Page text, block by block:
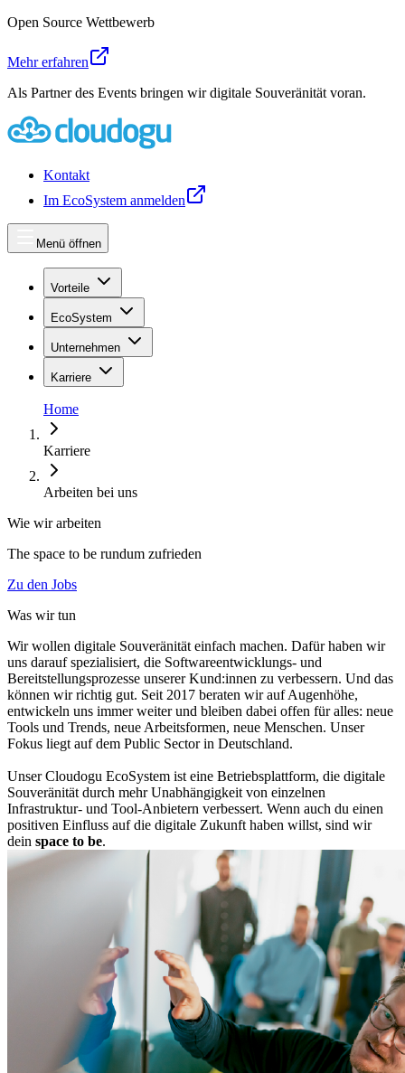
Open Source Wettbewerb
Mehr erfahren
Als Partner des Events bringen wir digitale Souveränität voran.
Kontakt
Im EcoSystem anmelden
Menü öffnen
Vorteile
EcoSystem
Unternehmen
Karriere
Home
Karriere
Arbeiten bei uns
Wie wir arbeiten
The space to be rundum zufrieden
Zu den Jobs
Was wir tun
Wir wollen digitale Souveränität einfach machen. Dafür haben wir
uns darauf spezialisiert, die Softwareentwicklungs- und
Bereitstellungsprozesse unserer Kund:innen zu verbessern. Und das
können wir richtig gut. Seit 2017 beraten wir auf Augenhöhe,
entwickeln uns immer weiter und bleiben dabei offen für alles: neue
Tools und Trends, neue Arbeitsformen, neue Menschen. Unser
Fokus liegt auf dem Public Sector in Deutschland.
Unser Cloudogu EcoSystem ist eine Betriebsplattform, die digitale
Souveränität durch mehr Unabhängigkeit von einzelnen
Infrastruktur- und Tool-Anbietern verbessert. Wenn auch du einen
positiven Einfluss auf die digitale Zukunft haben willst, sind wir
dein space to be.